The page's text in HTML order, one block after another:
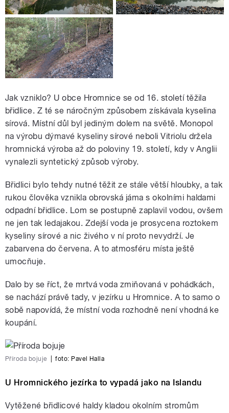
Jak vzniklo? U obce Hromnice se od 16. století těžila
břidlice. Z té se náročným způsobem získávala kyselina
sírová. Místní důl byl jediným dolem na světě. Monopol
na výrobu dýmavé kyseliny sírové neboli Vitriolu držela
hromnická výroba až do poloviny 19. století, kdy v Anglii
vynalezli syntetický způsob výroby.
Břidlici bylo tehdy nutné těžit ze stále větší hloubky, a tak
rukou člověka vznikla obrovská jáma s okolními haldami
odpadní břidlice. Lom se postupně zaplavil vodou, ovšem
ne jen tak ledajakou. Zdejší voda je prosycena roztokem
kyseliny sírové a nic živého v ní proto nevydrží. Je
zabarvena do červena. A to atmosféru místa ještě
umocňuje.
Dalo by se říct, že mrtvá voda zmiňovaná v pohádkách,
se nachází právě tady, v jezírku u Hromnice. A to samo o
sobě napovídá, že místní voda rozhodně není vhodná ke
koupání.
Příroda bojuje foto: Pavel Halla
U Hromnického jezírka to vypadá jako na Islandu
Vytěžené břidlicové haldy kladou okolním stromům